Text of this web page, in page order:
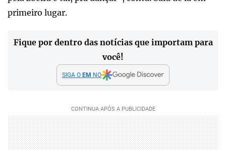
primeiro lugar.
Fique por dentro das notícias que importam para
você!
SIGA O EM NO